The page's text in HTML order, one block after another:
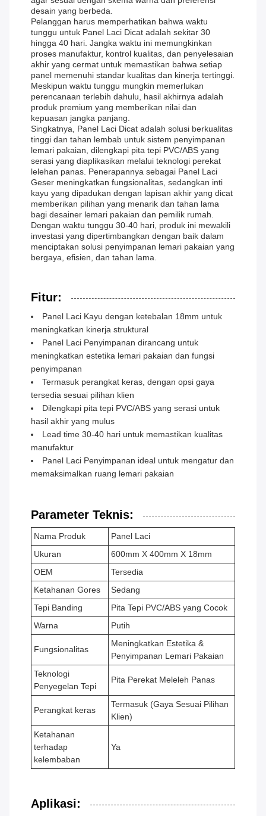
desain yang berbeda.
Pelanggan harus memperhatikan bahwa waktu
tunggu untuk Panel Laci Dicat adalah sekitar 30
hingga 40 hari. Jangka waktu ini memungkinkan
proses manufaktur, kontrol kualitas, dan penyelesaian
akhir yang cermat untuk memastikan bahwa setiap
panel memenuhi standar kualitas dan kinerja tertinggi.
Meskipun waktu tunggu mungkin memerlukan
perencanaan terlebih dahulu, hasil akhirnya adalah
produk premium yang memberikan nilai dan
kepuasan jangka panjang.
Singkatnya, Panel Laci Dicat adalah solusi berkualitas
tinggi dan tahan lembab untuk sistem penyimpanan
lemari pakaian, dilengkapi pita tepi PVC/ABS yang
serasi yang diaplikasikan melalui teknologi perekat
lelehan panas. Penerapannya sebagai Panel Laci
Geser meningkatkan fungsionalitas, sedangkan inti
kayu yang dipadukan dengan lapisan akhir yang dicat
memberikan pilihan yang menarik dan tahan lama
bagi desainer lemari pakaian dan pemilik rumah.
Dengan waktu tunggu 30-40 hari, produk ini mewakili
investasi yang dipertimbangkan dengan baik dalam
menciptakan solusi penyimpanan lemari pakaian yang
bergaya, efisien, dan tahan lama.
Fitur:
Panel Laci Kayu dengan ketebalan 18mm untuk
meningkatkan kinerja struktural
Panel Laci Penyimpanan dirancang untuk
meningkatkan estetika lemari pakaian dan fungsi
penyimpanan
Termasuk perangkat keras, dengan opsi gaya
tersedia sesuai pilihan klien
Dilengkapi pita tepi PVC/ABS yang serasi untuk
hasil akhir yang mulus
Lead time 30-40 hari untuk memastikan kualitas
manufaktur
Panel Laci Penyimpanan ideal untuk mengatur dan
memaksimalkan ruang lemari pakaian
Parameter Teknis:
Nama Produk
Panel Laci
Ukuran
600mm X 400mm X 18mm
OEM
Tersedia
Ketahanan Gores
Sedang
Tepi Banding
Pita Tepi PVC/ABS yang Cocok
Warna
Putih
Fungsionalitas
Meningkatkan Estetika &
Penyimpanan Lemari Pakaian
Teknologi
Penyegelan Tepi
Pita Perekat Meleleh Panas
Perangkat keras
Termasuk (Gaya Sesuai Pilihan
Klien)
Ketahanan
terhadap
kelembaban
Ya
Aplikasi: